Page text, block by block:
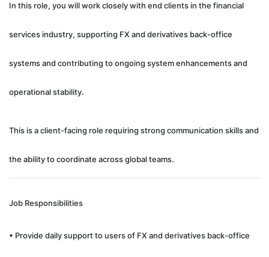
In this role, you will work closely with end clients in the financial
services industry, supporting FX and derivatives back-office
systems and contributing to ongoing system enhancements and
operational stability.
This is a client-facing role requiring strong communication skills and
the ability to coordinate across global teams.
Job Responsibilities
• Provide daily support to users of FX and derivatives back-office